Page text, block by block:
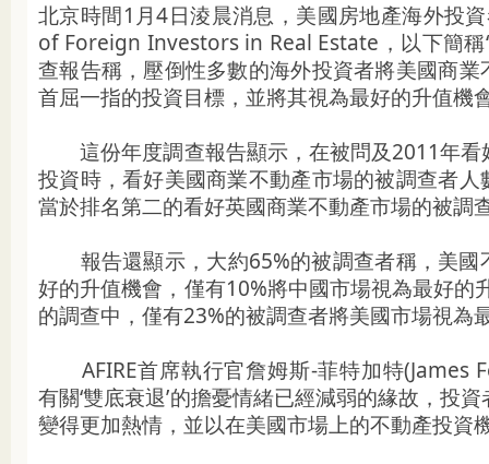
北京時間1月4日淩晨消息，美國房地產海外投
of Foreign Investors in Real Estate，以下簡稱
查報告稱，壓倒性多數的海外投資者將美國商
首屈一指的投資目標，並將其視為最好的升值機
這份年度調查報告顯示，在被問及2011年看
投資時，看好美國商業不動產市場的被調查者
當於排名第二的看好英國商業不動產市場的被調
報告還顯示，大約65%的被調查者稱，美國
好的升值機會，僅有10%將中國市場視為最好的
的調查中，僅有23%的被調查者將美國市場視為
AFIRE首席執行官詹姆斯-菲特加特(James
有關‘雙底衰退’的擔憂情緒已經減弱的緣故，投
變得更加熱情，並以在美國市場上的不動產投資